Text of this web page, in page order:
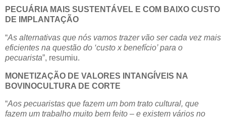
PECUÁRIA MAIS SUSTENTÁVEL E COM BAIXO CUSTO
DE IMPLANTAÇÃO
“As alternativas que nós vamos trazer vão ser cada vez mais
eficientes na questão do ‘custo x benefício’ para o
pecuarista”, resumiu.
MONETIZAÇÃO DE VALORES INTANGÍVEIS NA
BOVINOCULTURA DE CORTE
“Aos pecuaristas que fazem um bom trato cultural, que
fazem um trabalho muito bem feito – e existem vários no